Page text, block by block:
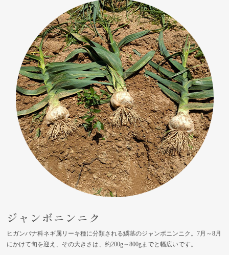
ジャンボニンニク
ヒガンバナ科ネギ属リーキ種に分類される鱗茎のジャンボニンニク。7月～8月
にかけて旬を迎え、その大きさは、約200g～800gまでと幅広いです。